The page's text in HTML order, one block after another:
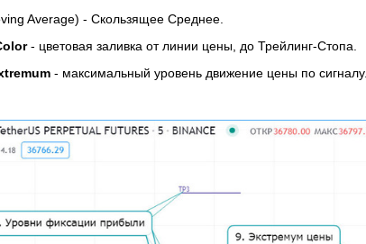
Average) - Скользящее Среднее.
- цветовая заливка от линии цены, до Трейлинг-Стопа.
- максимальный уровень движение цены по сигналу.